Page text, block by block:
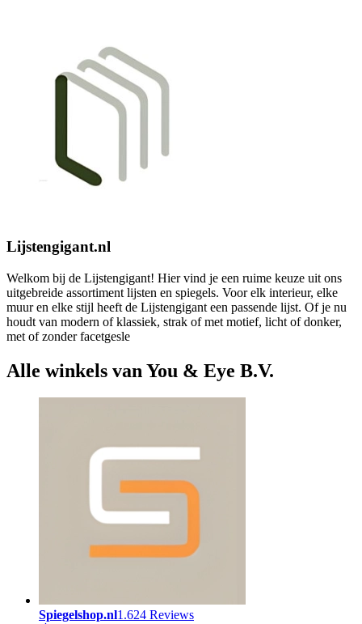
Lijstengigant.nl
Welkom bij de Lijstengigant! Hier vind je een ruime keuze uit ons
uitgebreide assortiment lijsten en spiegels. Voor elk interieur, elke
muur en elke stijl heeft de Lijstengigant een passende lijst. Of je nu
houdt van modern of klassiek, strak of met motief, licht of donker,
met of zonder facetgesle
Alle winkels van You & Eye B.V.
Spiegelshop.nl1.624 Reviews